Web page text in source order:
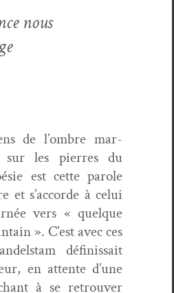
nous
de l’ombre mar­
les pier­res du
est cette parole
et s’accorde à celui
vers « quelque
». C’est avec ces
définis­sait
en attente d’une
à se retrou­ver